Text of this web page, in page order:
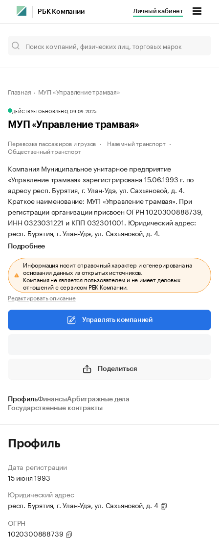
РБК Компании Личный кабинет
Главная МУП «Управление трамвая»
ДЕЙСТВУЕТОБНОВЛЕНО, 09.09.2025
МУП «Управление трамвая»
Перевозка пассажиров и грузов
Наземный транспорт
Общественный транспорт
Компания Муниципальное унитарное предприятие
«Управление трамвая» зарегистрирована 15.06.1993 г. по
адресу респ. Бурятия, г. Улан-Удэ, ул. Сахьяновой, д. 4.
Краткое наименование: МУП «Управление трамвая». При
регистрации организации присвоен ОГРН 1020300888739,
ИНН 0323031221 и КПП 032301001. Юридический адрес:
респ. Бурятия, г. Улан-Удэ, ул. Сахьяновой, д. 4.
Подробнее
Информация носит справочный характер и сгенерирована на
основании данных из открытых источников.
Компания не является пользователем и не имеет деловых
отношений с сервисом РБК Компании.
Редактировать описание
Управлять компанией
Поделиться
ПрофильФинансыАрбитражные дела
Государственные контракты
Профиль
Дата регистрации
15 июня 1993
Юридический адрес
респ. Бурятия, г. Улан-Удэ, ул. Сахьяновой, д. 4
ОГРН
1020300888739